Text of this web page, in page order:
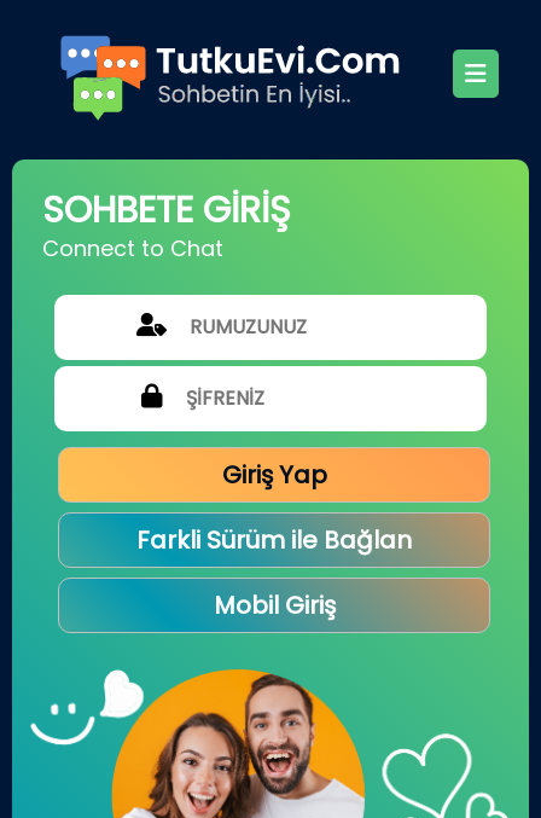
SOHBETE GİRİŞ
Connect to Chat
Giriş Yap
Farkli Sürüm ile Bağlan
Mobil Giriş